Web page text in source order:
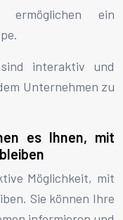
ermöglichen ein
interaktiv und
Unternehmen zu
es Ihnen, mit
Möglichkeit, mit
Sie können Ihre